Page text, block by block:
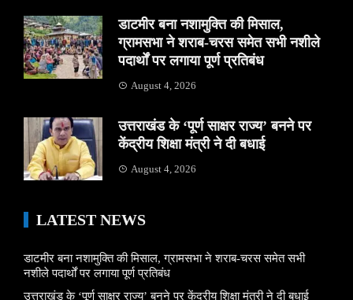
डाटमीर बना नशामुक्ति की मिसाल,
ग्रामसभा ने शराब-चरस समेत सभी नशीले
पदार्थों पर लगाया पूर्ण प्रतिबंध
August 4, 2026
उत्तराखंड के ‘पूर्ण साक्षर राज्य’ बनने पर
केंद्रीय शिक्षा मंत्री ने दी बधाई
August 4, 2026
LATEST NEWS
डाटमीर बना नशामुक्ति की मिसाल, ग्रामसभा ने शराब-चरस समेत सभी
नशीले पदार्थों पर लगाया पूर्ण प्रतिबंध
उत्तराखंड के ‘पूर्ण साक्षर राज्य’ बनने पर केंद्रीय शिक्षा मंत्री ने दी बधाई